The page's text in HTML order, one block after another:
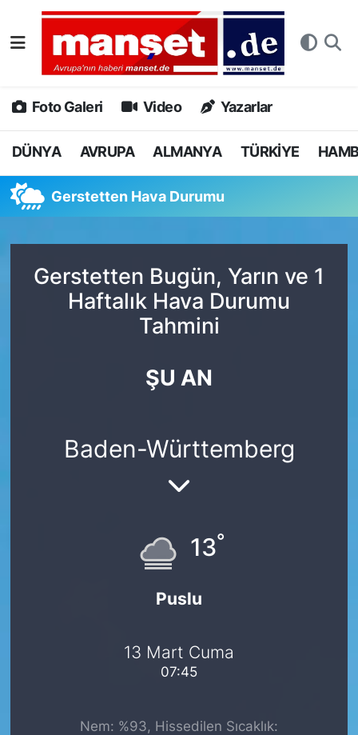
Foto Galeri Video Yazarlar
DÜNYA AVRUPA ALMANYA TÜRKİYE
Gerstetten Hava Durumu
Gerstetten Bugün, Yarın ve 1
Haftalık Hava Durumu
Tahmini
ŞU AN
Baden-Württemberg
13°
Puslu
13 Mart Cuma
07:45
Nem: %93, Hissedilen Sıcaklık:
DÜNYA
AVRUPA
ALMANYA
SPOR
DEUTSCH
Nöbetçi Eczaneler
Hava Durumu
Namaz Vakitleri
Tüm Manşetler
Son Dakika Haberleri